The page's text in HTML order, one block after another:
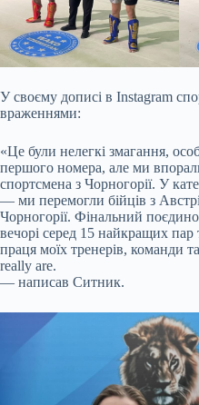
У своєму дописі в Instagram
враженнями:
«Це були нелегкі змагання,
першого номера, але ми
спортсмена з Чорногорії. У
— ми перемогли бійців з
Чорногорії. Фінальний
вечорі серед 15 найкращих
праця моїх тренерів, команди
really are.
— написав Ситник.